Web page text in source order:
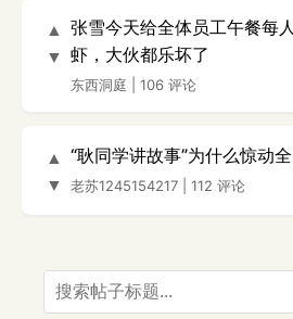
▲
▼
张雪今天给全体员工午餐每
虾，大伙都乐坏了
东西洞庭 106 评论
▲
▼
“耿同学讲故事”为什么惊动
老苏1245154217 112 评论